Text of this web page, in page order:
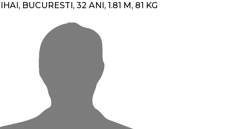
BUCURESTI, 32 ANI, 1.81 M, 81 KG